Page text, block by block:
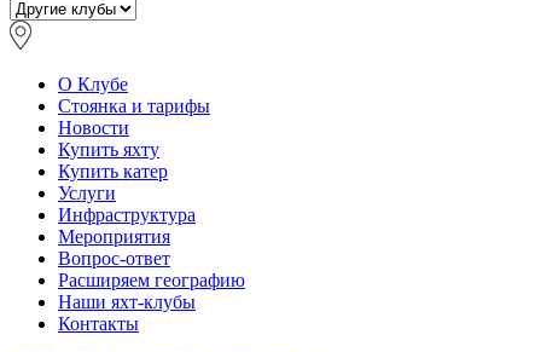
О Клубе
Стоянка и тарифы
Новости
Купить яхту
Купить катер
Услуги
Инфраструктура
Мероприятия
Вопрос-ответ
Расширяем географию
Наши яхт-клубы
Контакты